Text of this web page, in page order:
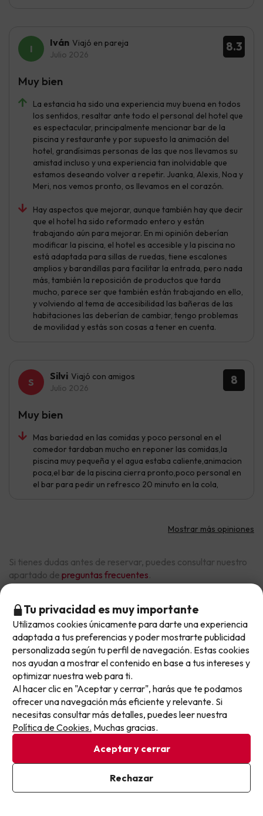
8.3
Iván Viajó en pareja
Julio 2026
La estancia ha sido una experiencia muy buena en todos
los sentidos, resaltar ante todo el personal del hotel que
es espectacular, principalmente mencionar bar de la
piscina y restaurante y por supuesto la animación del
hotel, grandísimas personas de las que nos llevamos su
amistad incluso y una experiencia tan inolvidable que
estamos deseando volver a repetir. Juanka, Alexis, Noa y
Meri, nos vemos pronto, os llevamos en el corazón.
Hay aspectos que mejorar, aunque también hay que decir
que el hotel ha sido reformado entero y están
trabajando aún para mejorar. En mi opinión deberían
modificar la piscina, el hotel es accesible y la piscina no
está adaptada para sillas de ruedas, tiene escalones
amplios y barandillas para facilitar la entrada, pero nada
más, también la reposición de productos que tarda
mucho, parece ser que también están trabajando en ello,
y volviendo al tema de accesibilidad las bañeras de las
habitaciones las deberían de cambiar, tengo problemas
de movilidad y estás son cosas a tener en cuenta.
Muy bien
8
Silvi Viajó con amigos
Julio 2026
Mas bariedad en las comidas y poco personal en el
comedor tardaban mucho en reponer las comidas,la
piscina muy pequeña y el agua estaba caliente,animacion
poca,el bar de la piscina cierra pronto,poco personal en
el bar para pedir un refresco 20 minuto en la cola,
Muy bien
Mostrar más opiniones
Si tienes dudas antes de reservar, puedes consultar nuestro
apartado de preguntas frecuentes.
No llegas tarde: llegas al siguiente.
Este chollo ya ha caducado, pero cada día lanzamos
nuevas oportunidades para viajar mejor y pagar
menos.
Apúntate y que el próximo no se te escape.
Pon tu mejor e-mail
Ya estoy suscrito
Al suscribirte, confirmas haber leído y estar de acuerdo con la
Otras iniciativas de éxito del grupo Viajes Para Ti S.L.U.
son Esquiades.com (la web líder de viajes a la nieve en
España) y Amimir.com, el buscador de hoteles con más
de 1.000.000 de alojamientos disponibles para
reservar y viajar por todo el mundo.
Sobre Buscounchollo.com
¿Quiénes somos?
Tu privacidad es muy importante
Utilizamos cookies únicamente para darte una experiencia
adaptada a tus preferencias y poder mostrarte publicidad
personalizada según tu perfil de navegación. Estas cookies
nos ayudan a mostrar el contenido en base a tus intereses y
optimizar nuestra web para ti.
Al hacer clic en "Aceptar y cerrar", harás que te podamos
ofrecer una navegación más eficiente y relevante. Si
necesitas consultar más detalles, puedes leer nuestra
Política de Cookies. Muchas gracias.
Aceptar y cerrar
Rechazar